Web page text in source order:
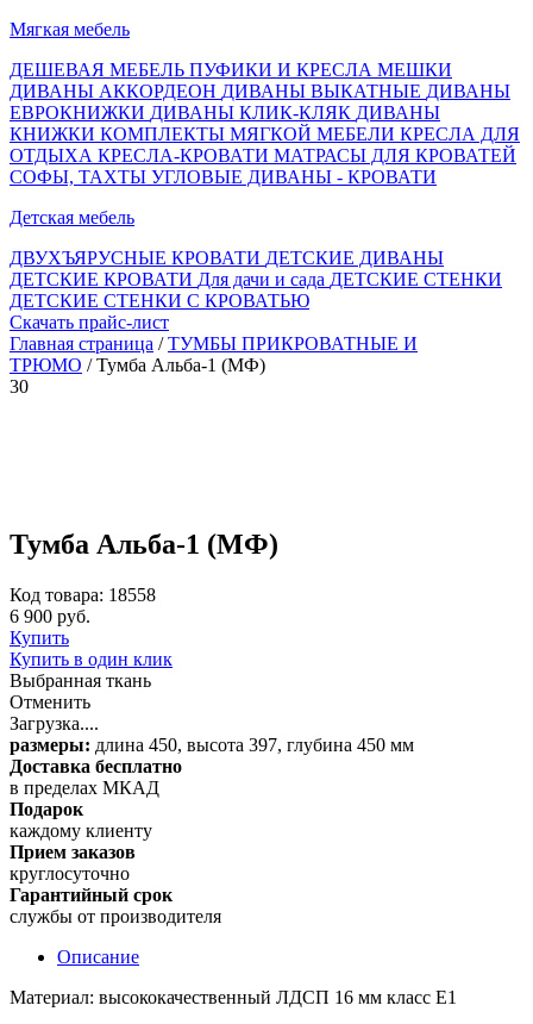
Мягкая мебель
ДЕШЕВАЯ МЕБЕЛЬ ПУФИКИ И КРЕСЛА МЕШКИ
ДИВАНЫ АККОРДЕОН ДИВАНЫ ВЫКАТНЫЕ ДИВАНЫ
ЕВРОКНИЖКИ ДИВАНЫ КЛИК-КЛЯК ДИВАНЫ
КНИЖКИ КОМПЛЕКТЫ МЯГКОЙ МЕБЕЛИ КРЕСЛА ДЛЯ
ОТДЫХА КРЕСЛА-КРОВАТИ МАТРАСЫ ДЛЯ КРОВАТЕЙ
СОФЫ, ТАХТЫ УГЛОВЫЕ ДИВАНЫ - КРОВАТИ
Детская мебель
ДВУХЪЯРУСНЫЕ КРОВАТИ ДЕТСКИЕ ДИВАНЫ
ДЕТСКИЕ КРОВАТИ Для дачи и сада ДЕТСКИЕ СТЕНКИ
ДЕТСКИЕ СТЕНКИ С КРОВАТЬЮ
Скачать прайс-лист
Главная страница /ТУМБЫ ПРИКРОВАТНЫЕ И
ТРЮМО / Тумба Альба-1 (МФ)
30
Тумба Альба-1 (МФ)
Код товара: 18558
6 900 руб.
Купить
Купить в один клик
Выбранная ткань
Отменить
Загрузка....
размеры: длина 450, высота 397, глубина 450 мм
Доставка бесплатно
в пределах МКАД
Подарок
каждому клиенту
Прием заказов
круглосуточно
Гарантийный срок
службы от производителя
Описание
Материал: высококачественный ЛДСП 16 мм класс Е1